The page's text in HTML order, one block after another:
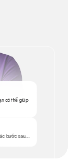
có thể giúp
bước sau...